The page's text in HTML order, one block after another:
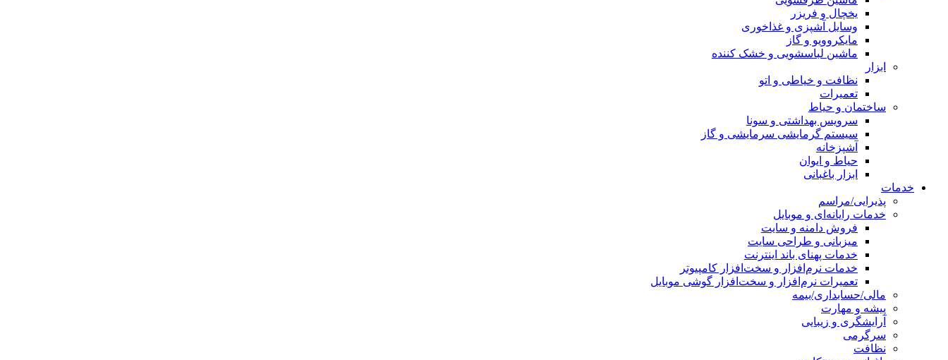
یخچال و فریزر
وسایل آشپزی و غذاخوری
مایکروویو و گاز
ماشین لباسشویی و خشک کننده
ابزار
نظافت و خیاطی و اتو
تعمیرات
ساختمان و حیاط
سرویس بهداشتی و سونا
سیستم گرمایشی سرمایشی و گاز
آشپزخانه
حیاط و ایوان
ابزار باغبانی
خدمات
پذیرایی/مراسم
خدمات رایانه‌ای و موبایل
فروش دامنه و سایت
میزبانی و طراحی سایت
خدمات پهنای باند اینترنت
خدمات نرم‌افزار و سخت‌افزار کامپیوتر
تعمیرات نرم‌افزار و سخت‌افزار گوشی موبایل
مالی/حسابداری/بیمه
پیشه و مهارت
آرایشگری و زیبایی
سرگرمی
نظافت